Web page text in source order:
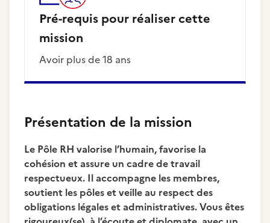
Pré-requis pour réaliser cette
mission
Avoir plus de 18 ans
Présentation de la mission
Le Pôle RH valorise l’humain, favorise la
cohésion et assure un cadre de travail
respectueux. Il accompagne les membres,
soutient les pôles et veille au respect des
obligations légales et administratives. Vous êtes